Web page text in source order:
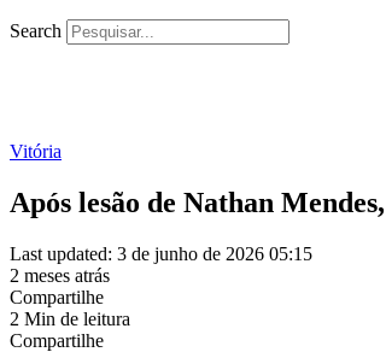
Search
Vitória
Após lesão de Nathan
Last updated: 3 de junho de 2026 05:15
2 meses atrás
Compartilhe
2 Min de leitura
Compartilhe